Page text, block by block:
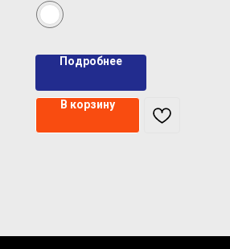
Подробнее
В корзину